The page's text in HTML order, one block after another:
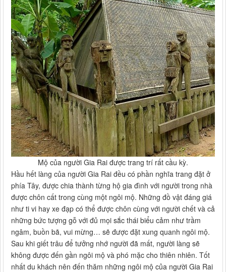
Mộ của người Gia Rai được trang trí rất cầu kỳ.
Hầu hết làng của người Gia Rai đều có phần nghĩa trang đặt ở
phía Tây, được chia thành từng hộ gia đình với người trong nhà
được chôn cất trong cùng một ngôi mộ. Những đồ vật đáng giá
như ti vi hay xe đạp có thể được chôn cùng với người chết và cả
những bức tượng gỗ với đủ mọi sắc thái biểu cảm như trầm
ngâm, buồn bã, vui mừng… sẽ được đặt xung quanh ngôi mộ.
Sau khi giết trâu để tưởng nhớ người đã mất, người làng sẽ
không được đến gần ngôi mộ và phó mặc cho thiên nhiên. Tốt
nhất du khách nên đến thăm những ngôi mộ của người Gia Rai